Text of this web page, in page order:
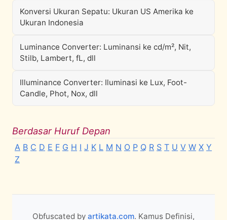
Konversi Ukuran Sepatu: Ukuran US Amerika ke
Ukuran Indonesia
Luminance Converter: Luminansi ke cd/m², Nit,
Stilb, Lambert, fL, dll
Illuminance Converter: Iluminasi ke Lux, Foot-
Candle, Phot, Nox, dll
Berdasar Huruf Depan
A B C D E F G H I J K L M N O P Q R S T U V W X Y
Z
Obfuscated by artikata.com. Kamus Definisi,